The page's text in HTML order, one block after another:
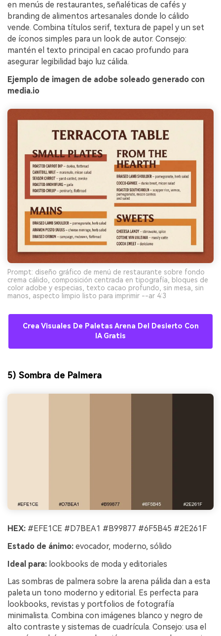
en menús de restaurantes, señaléticas de cafés y
branding de alimentos artesanales donde lo cálido
vende. Combina títulos serif, textura de papel y un set
de íconos simples para un look de autor. Consejo:
mantén el texto principal en cacao profundo para
asegurar legibilidad bajo luz cálida.
Ejemplo de imagen de adobe soleado generado con
media.io
Prompt: diseño gráfico de menú de restaurante sobre fondo
crema cálido, composición centrada en tipografía, bloques de
color adobe y especias, texto cacao profundo, sin mesa, sin
manos, aspecto limpio listo para imprimir --ar 4:3
Crea Visuales De Paletas Arena Del Desierto Con
IA Gratis
5) Sombra de Palmera
HEX: #EFE1CE #D7BEA1 #B99877 #6F5B45 #2E261F
Estado de ánimo: evocador, moderno, sólido
Ideal para: lookbooks de moda y editoriales
Las sombras de palmera sobre la arena pálida dan a esta
paleta un tono moderno y editorial. Es perfecta para
lookbooks, revistas y portfolios de fotografía
minimalista. Combina con imágenes blanco y negro de
alto contraste y sistemas de cuadrícula. Consejo: usa el